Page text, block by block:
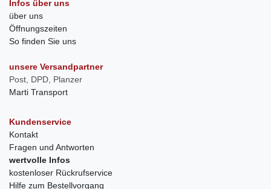
Infos über uns
über uns
Öffnungszeiten
So finden Sie uns
unsere Versandpartner
Post, DPD, Planzer
Marti Transport
Kundenservice
Kontakt
Fragen und Antworten
wertvolle Infos
kostenloser Rückrufservice
Hilfe zum Bestellvorgang